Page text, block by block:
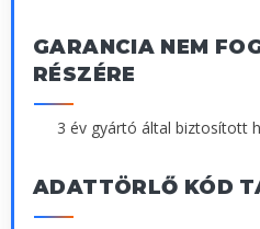
GARANCIA NEM
RÉSZÉRE
3 év gyártó által biztosított
ADATTÖRLŐ KÓD